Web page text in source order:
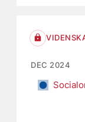
DEC 2024